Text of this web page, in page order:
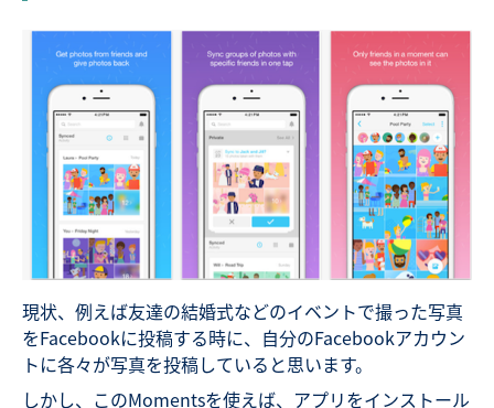
現状、例えば友達の結婚式などのイベントで撮った写真
をFacebookに投稿する時に、自分のFacebookアカウン
トに各々が写真を投稿していると思います。
しかし、このMomentsを使えば、アプリをインストール